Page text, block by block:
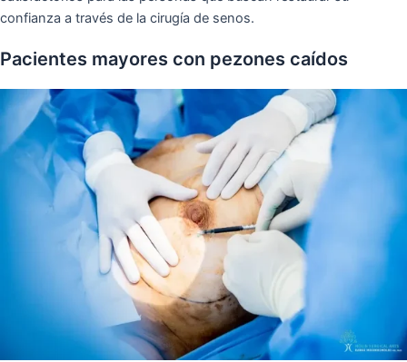
confianza a través de la cirugía de senos.
Pacientes mayores con pezones caídos